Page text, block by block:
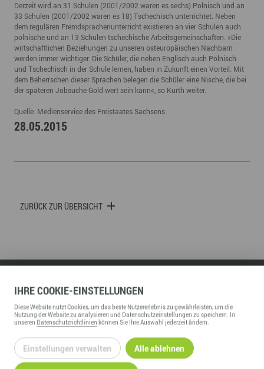
Derzeit wird an 31 Schulen (2001/2002 waren es sechs) Polnisch und an
33 Schulen (2001/2002 waren es 18) Tschechisch unterrichtet. Neben
dem regulären Fremdsprachenunterricht existieren an vier Schulen auch
polnische und an 13 Schulen tschechische Arbeitsgemeinschaften. »Die
wirtschaftlichen Beziehungen zu unseren osteuropäischen Nachbarn
werden immer wichtiger. Die Schüler, die neben Englisch auch Polnisch
und Tschechisch in der Schule lernen, haben in Zukunft einen Vorteil. Mit
dem Beherrschen dieser Sprachen belegen die Schüler eine Nische, die bei
der späteren Jobsuche Gold wert sein kann«, so Kurth weiter.
Quelle: Medienservice des Freistaates Sachsens
28.05.2015
ZURÜCK ZUR ÜBERSICHT
WIRTSCHAFTSFÖRDERUNG ERZGEBIRGE GMBH
Adam-Ries-Straße 16
09456Annaberg-Buchholz
Telefon:+49 3733 145 0
Fax:+49 3733 145 145
kontakt@wfe-erzgebirge.de
IHRECOOKIE-EINSTELLUNGEN
DieseWebsitenutzt Cookies, um das beste Nutzererlebnis zu gewährleisten, um die
Nutzung derWebsitezu analysieren und Datenschutzeinstellungen zu speichern. In
unseren Datenschutzrichtlinien können Sie Ihre Auswahl jederzeit ändern.
Einstellungen verwalten Alle ablehnen